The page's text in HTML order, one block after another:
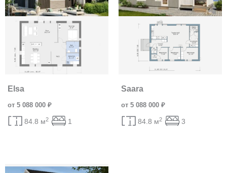
Elsa
от 5 088 000 ₽
84.8 м2 1
Saara
от 5 088 000 ₽
84.8 м2 3